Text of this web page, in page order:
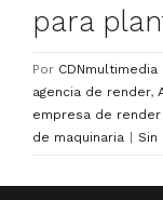
para
Por CDNmultimedia
agencia de render,
empresa de render
de maquinaria
Sin